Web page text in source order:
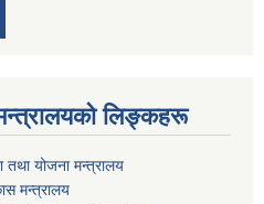
लिङ्कहरू
तथा योजना मन्त्रालय
मन्त्रालय